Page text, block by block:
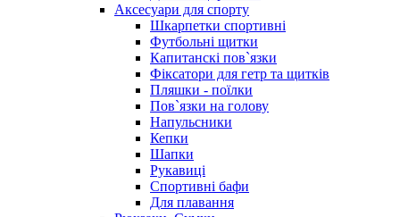
Аксесуари для спорту
Шкарпетки спортивні
Футбольні щитки
Капитанскі пов`язки
Фіксатори для гетр та щитків
Пляшки - поїлки
Пов`язки на голову
Напульсники
Кепки
Шапки
Рукавиці
Спортивні бафи
Для плавання